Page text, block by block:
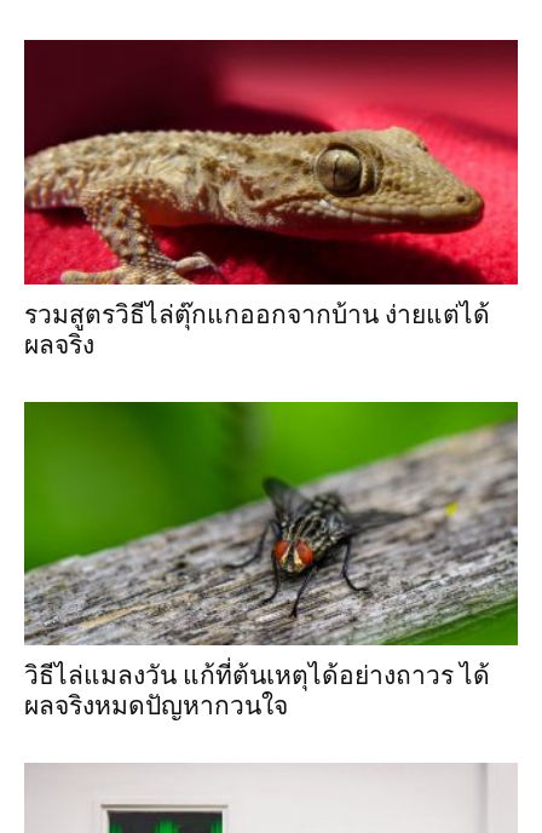
รวมสูตรวิธีไล่ตุ๊กแกออกจากบ้าน ง่ายแต่ได้
ผลจริง
วิธีไล่แมลงวัน แก้ที่ต้นเหตุได้อย่างถาวร ได้
ผลจริงหมดปัญหากวนใจ